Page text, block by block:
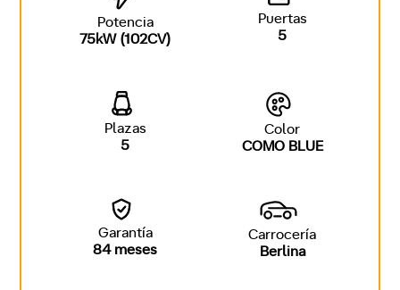
Potencia
75kW (102CV)
Puertas
5
Plazas
5
Color
COMO BLUE
Garantía
84 meses
Carrocería
Berlina